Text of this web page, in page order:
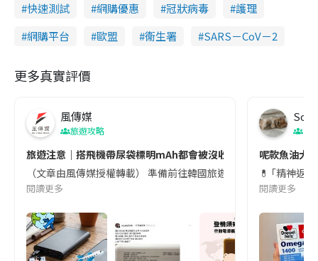
快速測試
網購優惠 冠狀病毒
護理
網購平台
歐盟 衞生署 SARS－CoV－2
更多真實評價
風傳媒
旅遊攻略
旅遊注意｜搭飛機帶尿袋標明mAh都會被沒收😱出發前切記檢查
（文章由風傳媒授權轉載） 準備前往韓國旅遊的民眾，近期要
閱讀更多
Soul
呢款魚油大
💊 ｢精神返
閱讀更多